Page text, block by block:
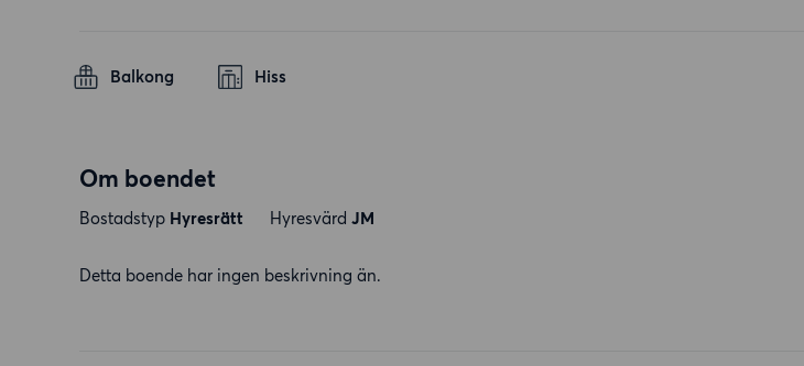
Balkong Hiss
Om boendet
Bostadstyp Hyresrätt Hyresvärd JM
Detta boende har ingen beskrivning än.